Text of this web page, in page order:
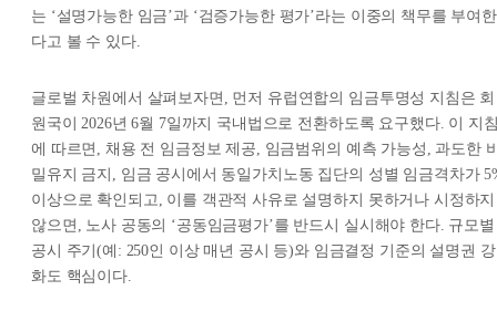
는 ‘설명가능한 임금’과 ‘검증가능한 평가’라는 이중의 책무를 부여한
다고 볼 수 있다.
글로벌 차원에서 살펴보자면, 먼저 유럽연합의 임금투명성 지침은 회
원국이 2026년 6월 7일까지 국내법으로 전환하도록 요구했다. 이 지
에 따르면, 채용 전 임금정보 제공, 임금범위의 예측 가능성, 과도한
밀유지 금지, 임금 공시에서 동일가치노동 집단의 성별 임금격차가
이상으로 확인되고, 이를 객관적 사유로 설명하지 못하거나 시정하지
않으면, 노사 공동의 ‘공동임금평가’를 반드시 실시해야 한다. 규모별
공시 주기(예: 250인 이상 매년 공시 등)와 임금결정 기준의 설명권 강
화도 핵심이다.